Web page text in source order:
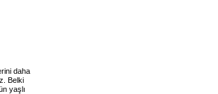
daha
Belki
yaşlı